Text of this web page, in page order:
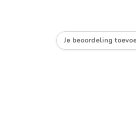
Je beoordeling